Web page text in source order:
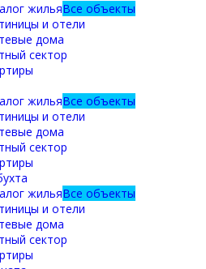
жильяВсе объекты
и отели
дома
сектор
жильяВсе объекты
и отели
дома
сектор
жильяВсе объекты
и отели
дома
сектор